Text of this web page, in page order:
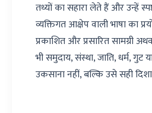
तथ्यों का सहारा लेते हैं और उन्हें
व्यक्तिगत आक्षेप वाली भाषा का
प्रकाशित और प्रसारित सामग्री
भी समुदाय, संस्था, जाति, धर्म, गुट
उकसाना नहीं, बल्कि उसे सही